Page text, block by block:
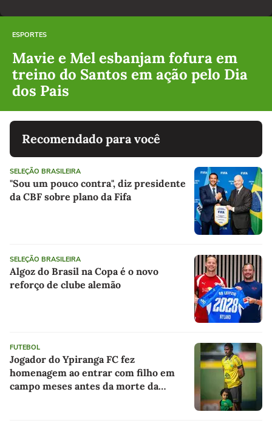
ESPORTES
Mavie e Mel esbanjam fofura em
treino do Santos em ação pelo Dia
dos Pais
Recomendado para você
SELEÇÃO BRASILEIRA
"Sou um pouco contra", diz presidente
da CBF sobre plano da Fifa
SELEÇÃO BRASILEIRA
Algoz do Brasil na Copa é o novo
reforço de clube alemão
FUTEBOL
Jogador do Ypiranga FC fez
homenagem ao entrar com filho em
campo meses antes da morte da